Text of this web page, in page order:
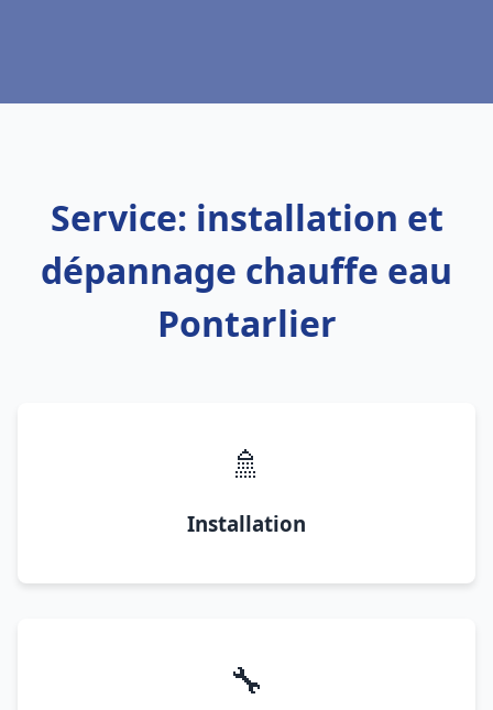
Service: installation et
dépannage chauffe eau
Pontarlier
🚿
Installation
🔧